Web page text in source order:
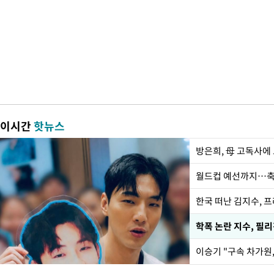
이시간핫뉴스
방은희, 母 고독사
월드컵 예선까지…
한국 떠난 김지수,
학폭 논란 지수, 필
이승기 "구속 차가